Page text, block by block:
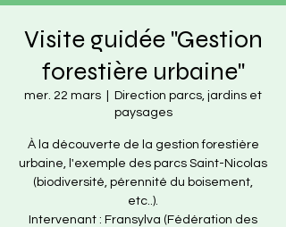
Visite guidée "Gestion
forestière urbaine"
mer. 22 mars
Direction parcs, jardins et
paysages
À la découverte de la gestion forestière
urbaine, l'exemple des parcs Saint-Nicolas
(biodiversité, pérennité du boisement,
etc..).
Intervenant : Fransylva (Fédération des